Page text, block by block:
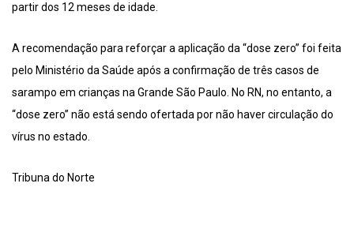
partir dos 12 meses de idade.
A recomendação para reforçar a aplicação da “dose zero” foi feita
pelo Ministério da Saúde após a confirmação de três casos de
sarampo em crianças na Grande São Paulo. No RN, no entanto, a
“dose zero” não está sendo ofertada por não haver circulação do
vírus no estado.
Tribuna do Norte